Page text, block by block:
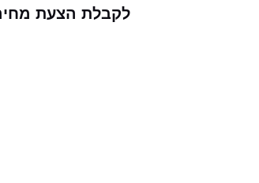
לקבלת הצעת מחיר